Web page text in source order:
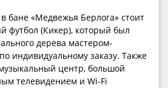
бане «Медвежья Берлога» стоит
футбол (Кикер), который был
дерева мастером-
индивидуальному заказу. Также
центр, большой
телевидением и Wi-Fi